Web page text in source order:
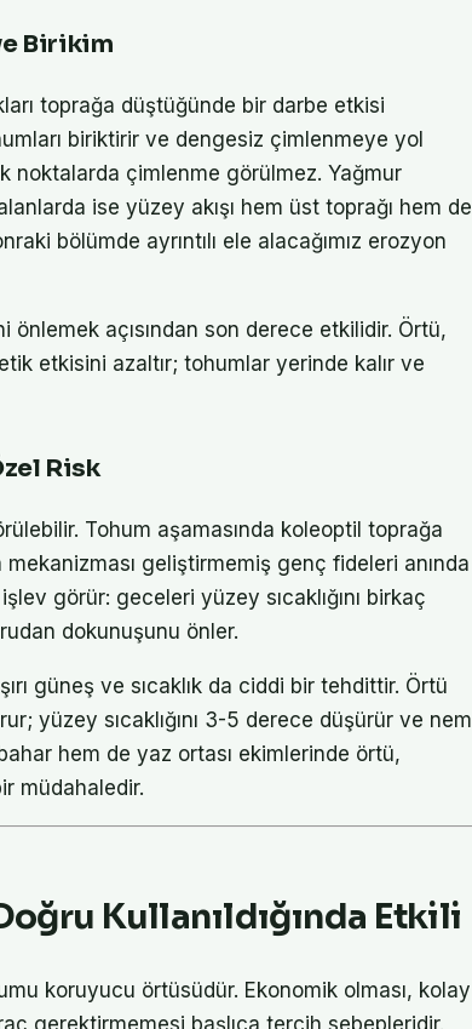
Birikim
toprağa düştüğünde bir darbe etkisi
biriktirir ve dengesiz çimlenmeye yol
noktalarda çimlenme görülmez. Yağmur
ise yüzey akışı hem üst toprağı hem de
bölümde ayrıntılı ele alacağımız erozyon
açısından son derece etkilidir. Örtü,
etkisini azaltır; tohumlar yerinde kalır ve
Risk
Tohum aşamasında koleoptil toprağa
geliştirmemiş genç fideleri anında
görür: geceleri yüzey sıcaklığını birkaç
dokunuşunu önler.
güneş ve sıcaklık da ciddi bir tehdittir. Örtü
yüzey sıcaklığını 3-5 derece düşürür ve nem
hem de yaz ortası ekimlerinde örtü,
müdahaledir.
Kullanıldığında Etkili
koruyucu örtüsüdür. Ekonomik olması, kolay